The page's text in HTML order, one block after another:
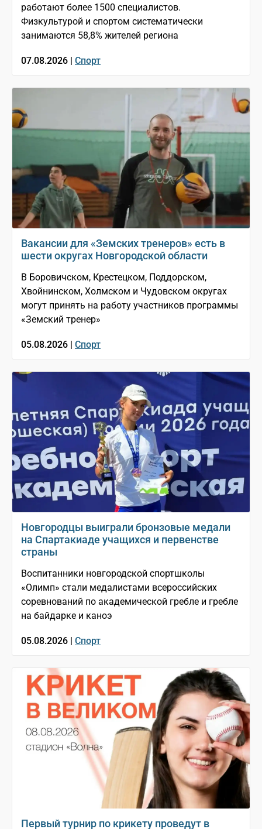
работают более 1500 специалистов.
Физкультурой и спортом систематически
занимаются 58,8% жителей региона
07.08.2026 | Спорт
Вакансии для «Земских тренеров» есть в
шести округах Новгородской области
В Боровичском, Крестецком, Поддорском,
Хвойнинском, Холмском и Чудовском округах
могут принять на работу участников программы
«Земский тренер»
05.08.2026 | Спорт
Новгородцы выиграли бронзовые медали
на Спартакиаде учащихся и первенстве
страны
Воспитанники новгородской спортшколы
«Олимп» стали медалистами всероссийских
соревнований по академической гребле и гребле
на байдарке и каноэ
05.08.2026 | Спорт
Первый турнир по крикету проведут в